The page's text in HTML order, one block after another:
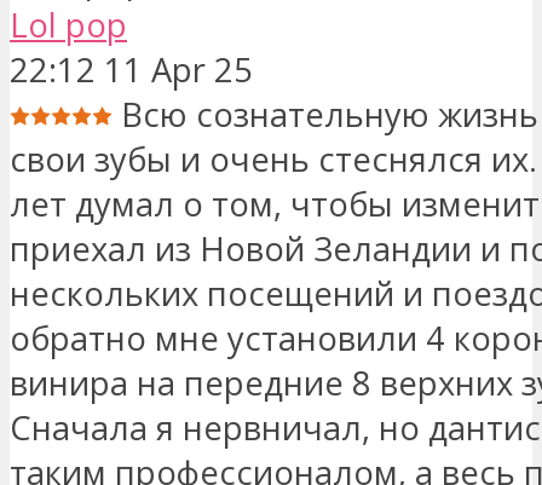
Lol pop
22:12 11 Apr 25
Всю сознательную
свои зубы и очень стеснялся
лет думал о том, чтобы
приехал из Новой Зеландии и
нескольких посещений и
обратно мне установили 4
винира на передние 8 верхних
Сначала я нервничал, но
таким профессионалом, а весь